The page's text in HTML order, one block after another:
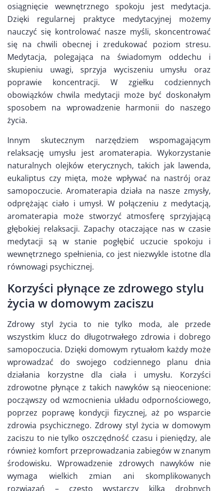
osiągnięcie wewnętrznego spokoju jest medytacja.
Dzięki regularnej praktyce medytacyjnej możemy
nauczyć się kontrolować nasze myśli, skoncentrować
się na chwili obecnej i zredukować poziom stresu.
Medytacja, polegająca na świadomym oddechu i
skupieniu uwagi, sprzyja wyciszeniu umysłu oraz
poprawie koncentracji. W zgiełku codziennych
obowiązków chwila medytacji może być doskonałym
sposobem na wprowadzenie harmonii do naszego
życia.
Innym skutecznym narzędziem wspomagającym
relaksację umysłu jest aromaterapia. Wykorzystanie
naturalnych olejków eterycznych, takich jak lawenda,
eukaliptus czy mięta, może wpływać na nastrój oraz
samopoczucie. Aromaterapia działa na nasze zmysły,
odprężając ciało i umysł. W połączeniu z medytacją,
aromaterapia może stworzyć atmosferę sprzyjającą
głębokiej relaksacji. Zapachy otaczające nas w czasie
medytacji są w stanie pogłębić uczucie spokoju i
wewnętrznego spełnienia, co jest niezwykle istotne dla
równowagi psychicznej.
Korzyści płynące ze zdrowego stylu
życia w domowym zaciszu
Zdrowy styl życia to nie tylko moda, ale przede
wszystkim klucz do długotrwałego zdrowia i dobrego
samopoczucia. Dzięki domowym rytuałom każdy może
wprowadzać do swojego codziennego planu dnia
działania korzystne dla ciała i umysłu. Korzyści
zdrowotne płynące z takich nawyków są nieocenione:
począwszy od wzmocnienia układu odpornościowego,
poprzez poprawę kondycji fizycznej, aż po wsparcie
zdrowia psychicznego. Zdrowy styl życia w domowym
zaciszu to nie tylko oszczędność czasu i pieniędzy, ale
również komfort przeprowadzania zabiegów w znanym
środowisku. Wprowadzenie zdrowych nawyków nie
wymaga wielkich zmian ani skomplikowanych
rozwiązań – często wystarczy kilka drobnych